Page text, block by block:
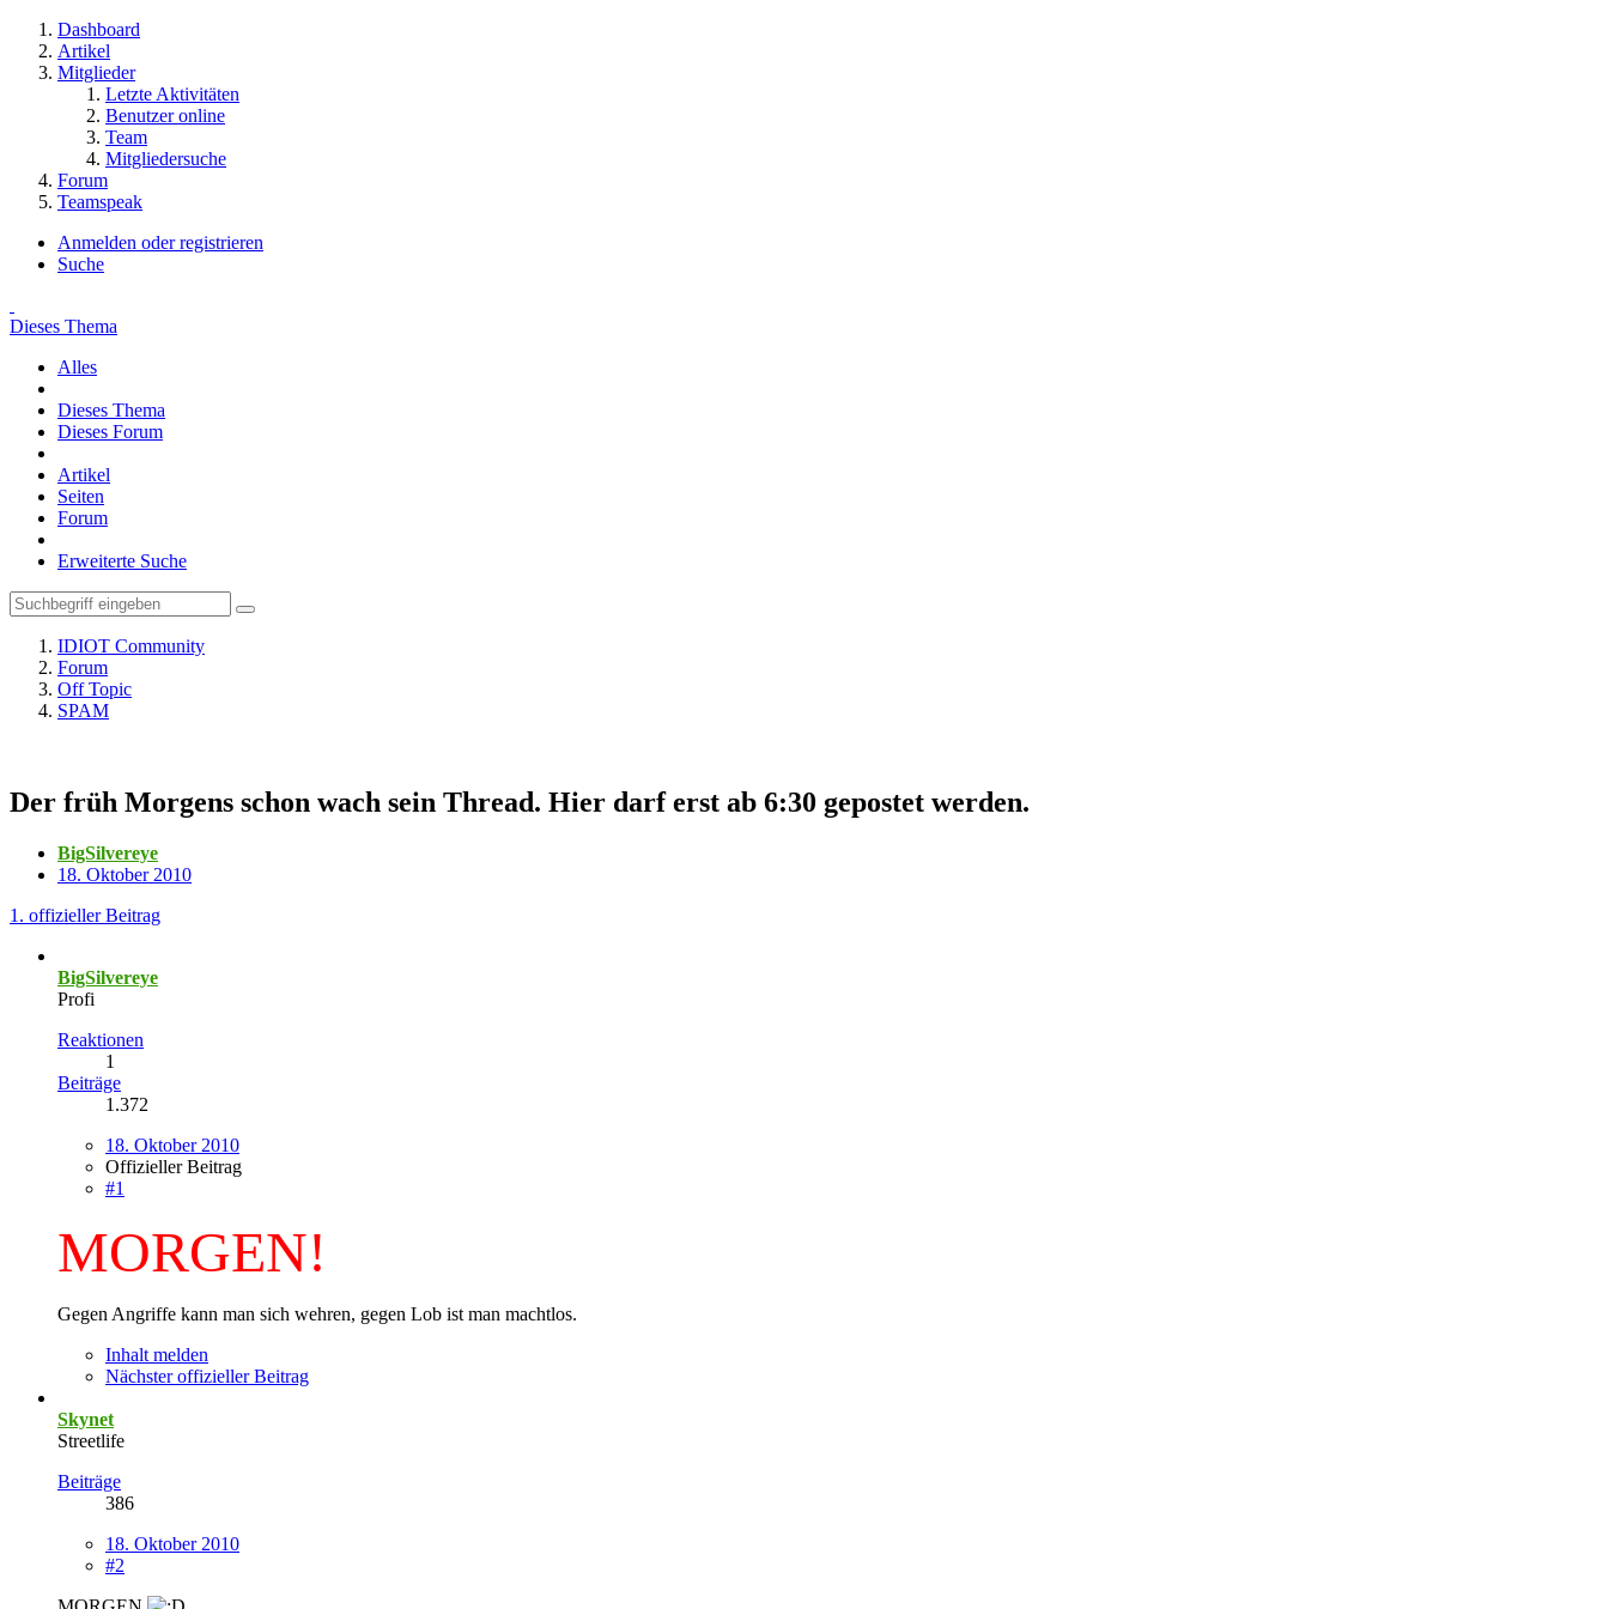
Dashboard
Artikel
Mitglieder
Letzte Aktivitäten
Benutzer online
Team
Mitgliedersuche
Forum
Teamspeak
Anmelden oder registrieren
Suche
Dieses Thema
Alles
Dieses Thema
Dieses Forum
Artikel
Seiten
Forum
Erweiterte Suche
IDIOT Community
Forum
Off Topic
SPAM
Der früh Morgens schon wach sein Thread. Hier darf erst ab 6:30 gepostet werden.
BigSilvereye
18. Oktober 2010
1. offizieller Beitrag
BigSilvereye
Profi
Reaktionen
1
Beiträge
1.372
18. Oktober 2010
Offizieller Beitrag
#1
MORGEN!
Gegen Angriffe kann man sich wehren, gegen Lob ist man machtlos.
Inhalt melden
Nächster offizieller Beitrag
Skynet
Streetlife
Beiträge
386
18. Oktober 2010
#2